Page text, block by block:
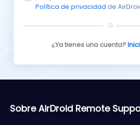
Política de privacidad de
O
¿Ya tienes una cuenta?
Sobre AirDroid Remote